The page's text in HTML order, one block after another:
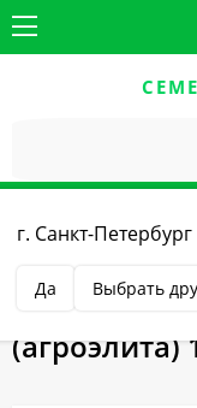
г. Санкт-
Да Выбрать
Капуста
(агроэлита)